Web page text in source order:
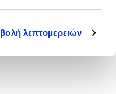
λεπτομερειών